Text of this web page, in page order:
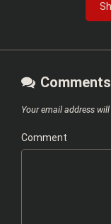
Comments
Your email address
Comment